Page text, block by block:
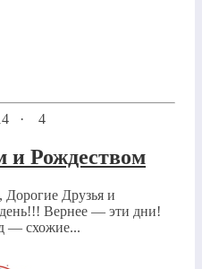
· 4
и Рождеством
Друзья и
Вернее — эти дни!
— схожие...